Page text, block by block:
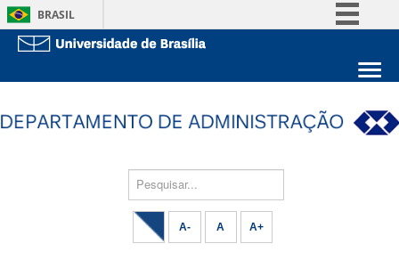
BRASIL
Acesso à informação
Unidades acadêmicas
Estude na UnB
Pesquisar...
A- A A+